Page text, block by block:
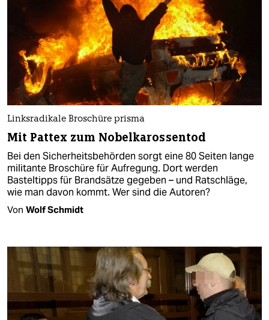
Linksradikale Broschüre prisma
Mit Pattex zum Nobelkarossentod
Bei den Sicherheitsbehörden sorgt eine 80 Seiten lange
militante Broschüre für Aufregung. Dort werden
Basteltipps für Brandsätze gegeben – und Ratschläge,
wie man davon kommt. Wer sind die Autoren?
Von Wolf Schmidt